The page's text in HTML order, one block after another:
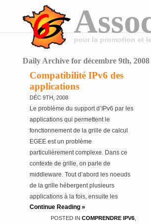
pour la promotion et
Daily Archive for décembre 9th, 2008
Compatibilité IPv6 des
applications
DÉC 9TH, 2008
Le problème du support d’IPv6 par les
applications qui permettent le
fonctionnement de la grille de calcul
EGEE est un problème
particulièrement complexe. Dans ce
contexte de grille, on parle de
middleware. Tout d’abord les noeuds
de la grille hébergent plusieurs
applications à la fois, ensuite les
noeuds sont répartis sur plusieurs sites
et interagissent ensemble, le
Continue Reading »
POSTED IN COMPRENDRE IPV6